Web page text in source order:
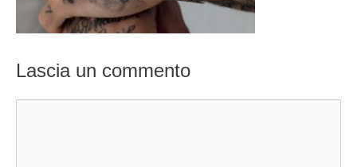
Lascia un commento